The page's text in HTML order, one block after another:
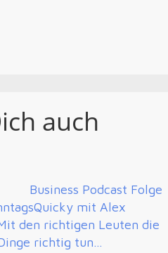
auch
Business Podcast Folge
mit Alex
den richtigen Leuten die
richtig tun…